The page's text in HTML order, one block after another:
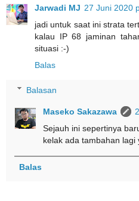
Jarwadi MJ 27 Juni 2020
jadi untuk saat ini strata
kalau IP 68 jaminan
situasi :-)
Balas
Balasan
Maseko Sakazawa
Sejauh ini sepertinya
kelak ada tambahan lagi
Balas